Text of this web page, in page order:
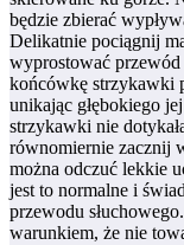
będzie zbierać
Delikatnie pociągnij
wyprostować przewód
końcówkę strzykawki
unikając głębokiego
strzykawki nie
równomiernie zacznij
można odczuć lekkie
jest to normalne i
przewodu
warunkiem, że nie